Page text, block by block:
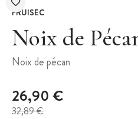
FRUISEC
Noix de
Noix de pécan
26,90 €
32,89 €